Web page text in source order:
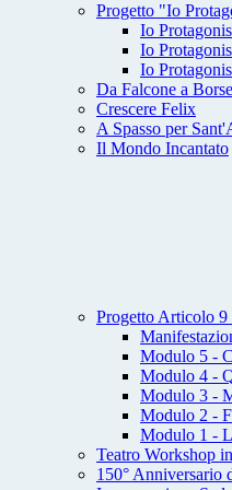
Progetto "Io
Io
Io
Io
Da Falcone a
Crescere Felix
A Spasso per
Il Mondo Incantato
Progetto Articolo
Modulo 5 -
Modulo 4 -
Modulo 3 -
Modulo 2 -
Modulo 1 -
Teatro Workshop
150° Anniversario